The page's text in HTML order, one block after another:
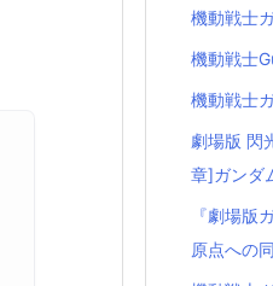
機動戦士
機動戦士
機動戦士
劇場版 閃
章]ガンダ
『劇場版
原点への